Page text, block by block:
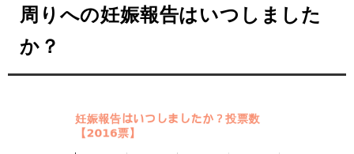
周りへの妊娠報告はいつしました
か？